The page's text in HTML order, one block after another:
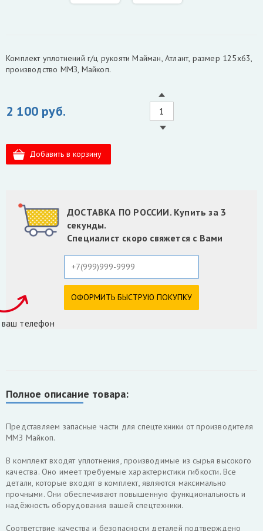
Комплект уплотнений г/ц рукояти Майман, Атлант, размер 125х63,
производство ММЗ, Майкоп.
2 100 руб.
ДОСТАВКА ПО РОССИИ. Купить за 3
секунды.
Специалист скоро свяжется с Вами
телефон
Полное описание товара:
Представляем запасные части для спецтехники от производителя
ММЗ Майкоп.
В комплект входят уплотнения, производимые из сырья высокого
качества. Оно имеет требуемые характеристики гибкости. Все
детали, которые входят в комплект, являются максимально
прочными. Они обеспечивают повышенную функциональность и
надёжность оборудования вашей спецтехники.
Соответствие качества и безопасности деталей подтверждено